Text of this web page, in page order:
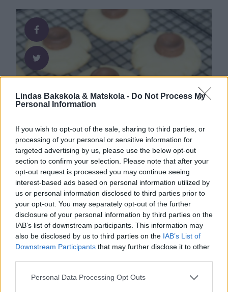
Lindas Bakskola & Matskola - Do Not Process My
Personal Information
If you wish to opt-out of the sale, sharing to third parties, or
processing of your personal or sensitive information for
targeted advertising by us, please use the below opt-out
section to confirm your selection. Please note that after your
opt-out request is processed you may continue seeing
interest-based ads based on personal information utilized by
us or personal information disclosed to third parties prior to
your opt-out. You may separately opt-out of the further
disclosure of your personal information by third parties on the
IAB’s list of downstream participants. This information may
also be disclosed by us to third parties on the IAB’s List of
Downstream Participants that may further disclose it to other
Personal Data Processing Opt Outs
pepparkakor som inte behöver kavlas! Klicka här för
recept!Fler recept med pepparkakor – allt från
kladdkaka till cheesecake – klicka här! …
Lindas småkakor, Okategoriserade
toppen.